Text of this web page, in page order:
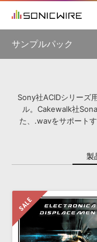
プラグイン・エフ
サンプルパック »
ソフトウェア／ツ
DAW »
特集 »
ニュースレター »
SONICWIREブロ
DTMガイド »
鏡音
KAITO V3
VIENNA
EZ
サンプルパックを
ソフトウェア／ツ
サンプルパック
ジャンル
フォーマット
Sony社ACIDシリーズ
ル。Cakewalk社
た、.wavをサポート
製